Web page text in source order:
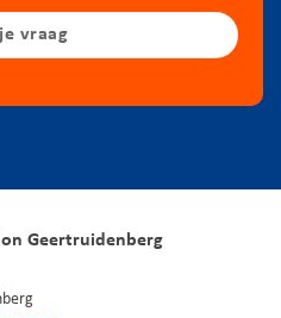
vraag
Geertruidenberg